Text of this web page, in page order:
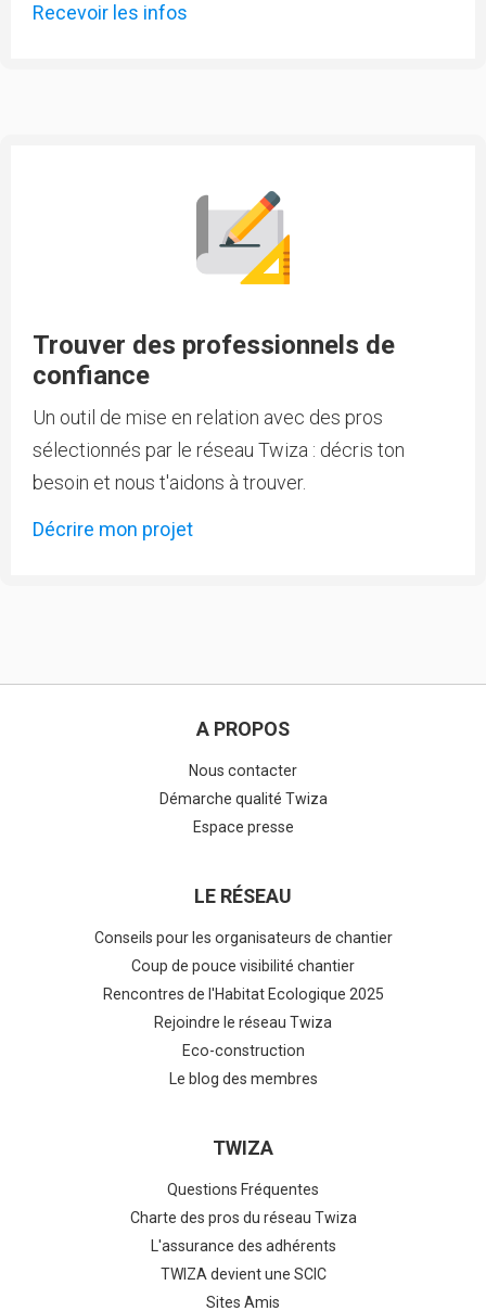
Recevoir les infos
Trouver des professionnels de
confiance
Un outil de mise en relation avec des pros
sélectionnés par le réseau Twiza : décris ton
besoin et nous t'aidons à trouver.
Décrire mon projet
A PROPOS
Nous contacter
Démarche qualité Twiza
Espace presse
LE RÉSEAU
Conseils pour les organisateurs de chantier
Coup de pouce visibilité chantier
Rencontres de l'Habitat Ecologique 2025
Rejoindre le réseau Twiza
Eco-construction
Le blog des membres
TWIZA
Questions Fréquentes
Charte des pros du réseau Twiza
L'assurance des adhérents
TWIZA devient une SCIC
Sites Amis